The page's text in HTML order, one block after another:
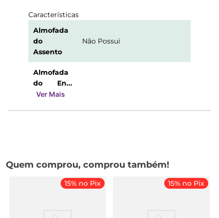
Características
Almofada
do
Assento
Não Possui
Almofada
do En...
Ver Mais
Quem comprou, comprou também!
15% no Pix 15% no Pix